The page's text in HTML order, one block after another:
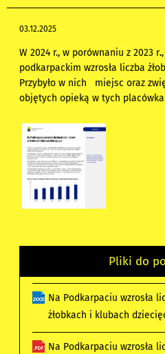
03.12.2025
W 2024 r., w porównaniu z 2023 r.
podkarpackim wzrosła liczba
Przybyło w nich miejsc oraz
objętych opieką w tych
Pliki do
Na Podkarpaciu wzrosła
żłobkach i klubach
Na Podkarpaciu wzrosła